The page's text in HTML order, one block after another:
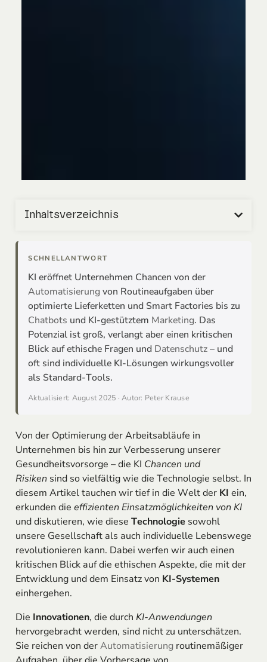
Inhaltsverzeichnis
SCHNELLANTWORT
KI eröffnet Unternehmen Chancen von der
Automatisierungvon Routineaufgaben über
optimierte Lieferketten und Smart Factories bis zu
Chatbots und KI-gestütztem Marketing. Das
Potenzial ist groß, verlangt aber einen kritischen
Blick auf ethische Fragen und Datenschutz– und
oft sind individuelle KI-Lösungen wirkungsvoller
als Standard-Tools.
Aktualisiert: August 2025 · Autor: Peter Krause
Von der Optimierung der Arbeitsabläufe in
Unternehmen bis hin zur Verbesserung unserer
Gesundheitsvorsorge – die KI Chancen und
Risikensind so vielfältig wie die Technologie selbst. In
diesem Artikel tauchen wir tief in die Welt der KI ein,
erkunden die effizienten Einsatzmöglichkeiten von KI
und diskutieren, wie diese Technologiesowohl
unsere Gesellschaft als auch individuelle Lebenswege
revolutionieren kann. Dabei werfen wir auch einen
kritischen Blick auf die ethischen Aspekte, die mit der
Entwicklung und dem Einsatz von KI-Systemen
einhergehen.
Die Innovationen, die durch KI-Anwendungen
hervorgebracht werden, sind nicht zu unterschätzen.
Sie reichen von derAutomatisierungroutinemäßiger